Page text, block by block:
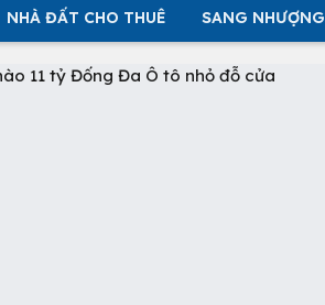
NHÀ ĐẤT CHO THUÊ SANG NHƯỢNG